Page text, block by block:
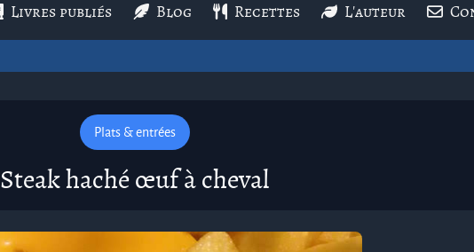
Livres publiés Blog Recettes L'auteur
Plats & entrées
Steak haché œuf à cheval